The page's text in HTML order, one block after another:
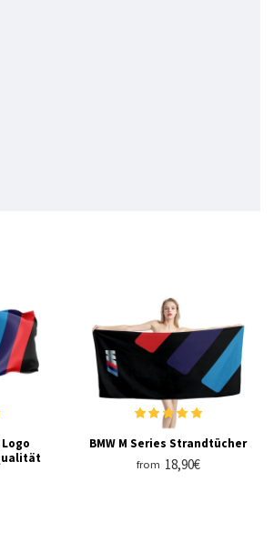
Logo
BMW M Series Strandtücher
from 18,90€